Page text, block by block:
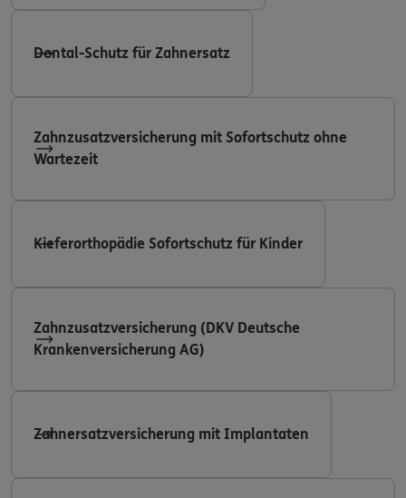
Dental-Schutz für Zahnersatz
Zahnzusatzversicherung mit Sofortschutz ohne
Wartezeit
Kieferorthopädie Sofortschutz für Kinder
Zahnzusatzversicherung (DKV Deutsche
Krankenversicherung AG)
Zahnersatzversicherung mit Implantaten